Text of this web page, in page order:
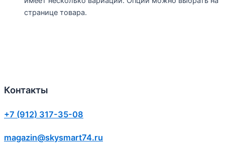
странице товара.
Контакты
+7 (912) 317-35-08
magazin@skysmart74.ru